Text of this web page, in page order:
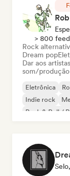
> 800
Rock
Dream pop
Dar aos
som/produção
Eletrônica
Indie rock
Rock & Roll /